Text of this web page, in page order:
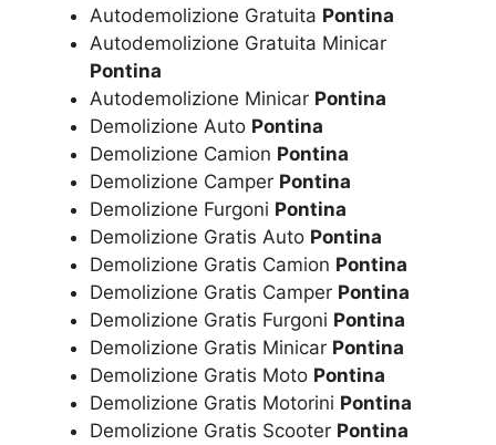
Autodemolizione Gratuita Pontina
Autodemolizione Gratuita Minicar
Pontina
Autodemolizione Minicar Pontina
Demolizione Auto Pontina
Demolizione Camion Pontina
Demolizione Camper Pontina
Demolizione Furgoni Pontina
Demolizione Gratis Auto Pontina
Demolizione Gratis Camion Pontina
Demolizione Gratis Camper Pontina
Demolizione Gratis Furgoni Pontina
Demolizione Gratis Minicar Pontina
Demolizione Gratis Moto Pontina
Demolizione Gratis Motorini Pontina
Demolizione Gratis Scooter Pontina